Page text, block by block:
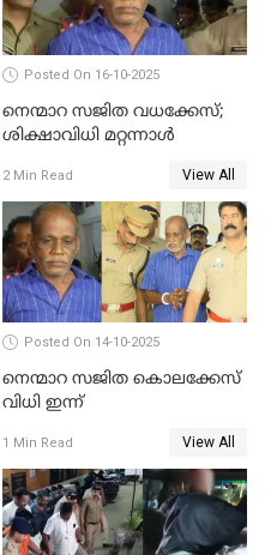
Posted On 16-10-2025
നെന്മാറ സജിത വധക്കേസ്;
ശിക്ഷാവിധി മറ്റന്നാള്‍
2 Min Read View All
Posted On 14-10-2025
നെന്മാറ സജിത കൊലക്കേസ്
വിധി ഇന്ന്
1 Min Read View All